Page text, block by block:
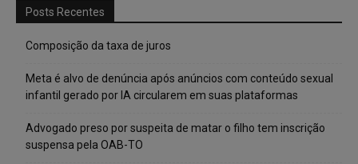
Posts Recentes
Composição da taxa de juros
Meta é alvo de denúncia após anúncios com conteúdo sexual
infantil gerado por IA circularem em suas plataformas
Advogado preso por suspeita de matar o filho tem inscrição
suspensa pela OAB-TO